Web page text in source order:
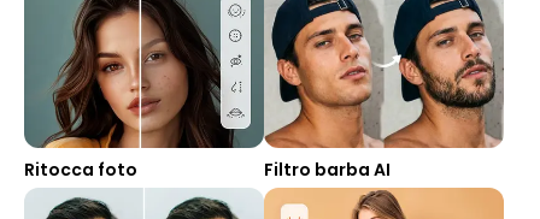
Ritocca foto Filtro barba AI